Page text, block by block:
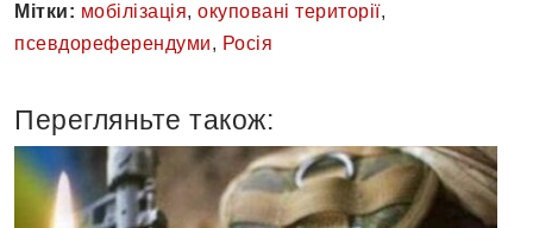
Мітки: мобілізація, окуповані території,
псевдореферендуми, Росія
Перегляньте також: